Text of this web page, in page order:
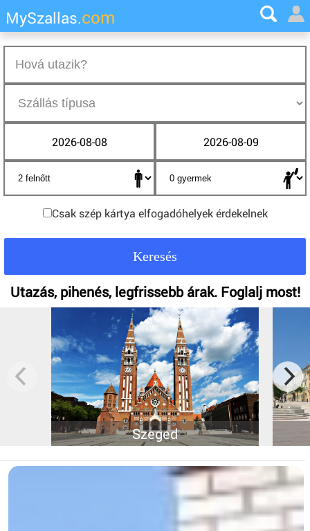
MySzallas.com
2026-08-08 2026-08-09
Csak szép kártya elfogadóhelyek érdekelnek
Utazás, pihenés, legfrissebb árak. Foglalj most!
Szeged